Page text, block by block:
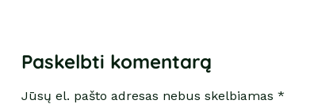
Paskelbti komentarą
Jūsų el. pašto adresas nebus skelbiamas *